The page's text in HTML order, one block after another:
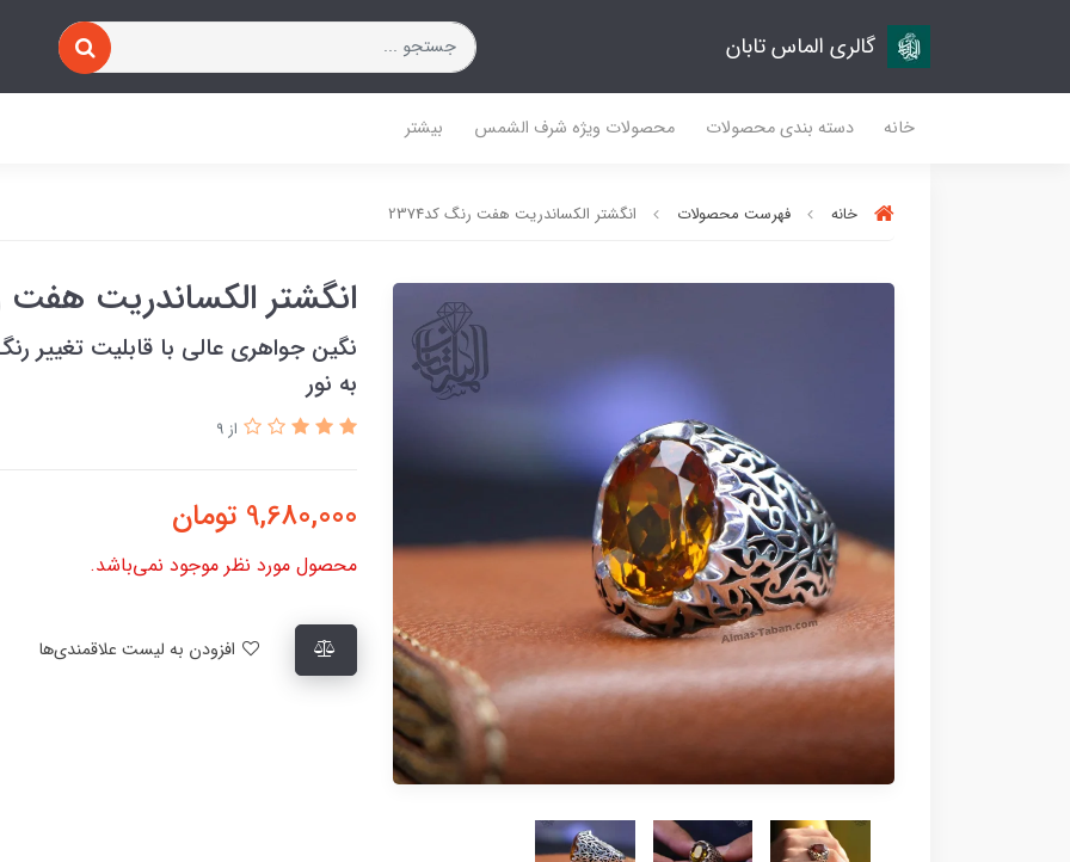
گالری الماس تابان
خانه دسته بندی محصولات محصولات ویژه شرف الشمس بیشتر
خانه فهرست محصولات انگشتر الکساندریت هفت رنگ کد2374
انگشتر الکساندریت هفت
نگین جواهری عالی با قابلیت تغییر
به نور
از 9
9,680,000 تومان
محصول مورد نظر موجود نمی‌باشد.